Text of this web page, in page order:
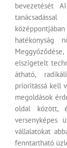
bevezetését
hatékonyság
elszigetelt
átható,
prioritássá kell
megoldások
oldal között,
versenyképes
vállalatokat
fenntartható